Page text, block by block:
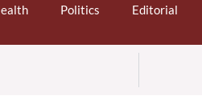
Politics Editorial